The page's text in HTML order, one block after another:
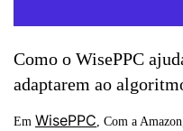
Como o WisePPC
adaptarem ao
Em WisePPC , Com a